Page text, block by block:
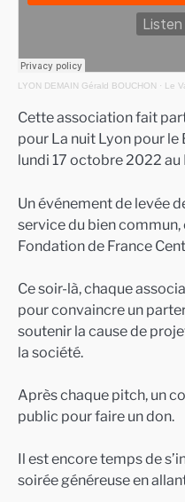
LYON DEMAIN Gérald BOUCHON · Le
Cette association fait
pour La nuit Lyon pour le
lundi 17 octobre 2022 au
Un événement de levée
service du bien
Fondation de France
Ce soir-là, chaque
pour convaincre un
soutenir la cause de
la société.
Après chaque pitch, un
public pour faire un don.
Il est encore temps de
soirée généreuse en